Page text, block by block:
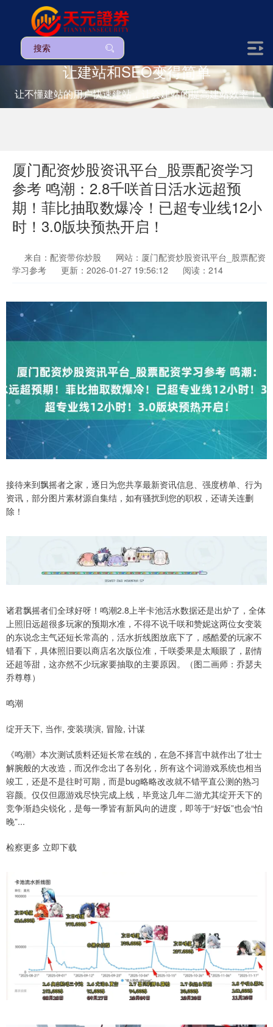
让建站和SEO变得简单
让不懂建站的用户快速建站，让会建站的提高建站效率！
厦门配资炒股资讯平台_股票配资学习
参考 鸣潮：2.8千咲首日活水远超预
期！菲比抽取数爆冷！已超专业线12小
时！3.0版块预热开启！
来自：配资带你炒股
网站：厦门配资炒股资讯平台_股票配资
学习参考
更新：2026-01-27 19:56:12 阅读：214
接待来到飘摇者之家，逐日为您共享最新资讯信息、强度榜单、行为
资讯，部分图片素材源自集结，如有骚扰到您的职权，还请关连删
除！
诸君飘摇者们全球好呀！鸣潮2.8上半卡池活水数据还是出炉了，全体
上照旧远超很多玩家的预期水准，不得不说千咲和赞妮这两位女变装
的东说念主气还短长常高的，活水折线图放底下了，感酷爱的玩家不
错看下，具体照旧要以商店名次版位准，千咲委果是太顺眼了，剧情
还超等甜，这亦然不少玩家要抽取的主要原因。（图二画师：乔瑟夫
乔尊尊）
鸣潮
绽开天下, 当作, 变装璜演, 冒险, 计谋
《鸣潮》本次测试质料还短长常在线的，在急不择言中就作出了壮士
解腕般的大改造，而况作念出了各别化，所有这个词游戏系统也相当
竣工，还是不是往时可期，而是bug略略改改就不错平直公测的熟习
容颜。仅仅但愿游戏尽快完成上线，毕竟这几年二游尤其绽开天下的
竞争渐趋尖锐化，是每一季皆有新风向的进度，即等于“好饭”也会“怕
晚”...
检察更多 立即下载